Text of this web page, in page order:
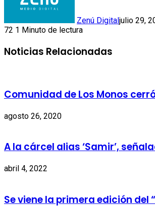
Zenú Digitaljulio 29,
72 1 Minuto de lectura
Noticias Relacionadas
Comunidad de Los Monos
agosto 26, 2020
A la cárcel alias ‘Samir’,
abril 4, 2022
Se viene la primera edición del